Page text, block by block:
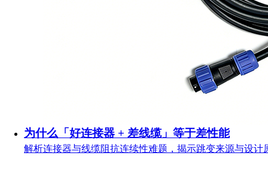
为什么「好连接器 + 差线缆」等于差性能
解析连接器与线缆阻抗连续性难题，揭示跳变来源与设计